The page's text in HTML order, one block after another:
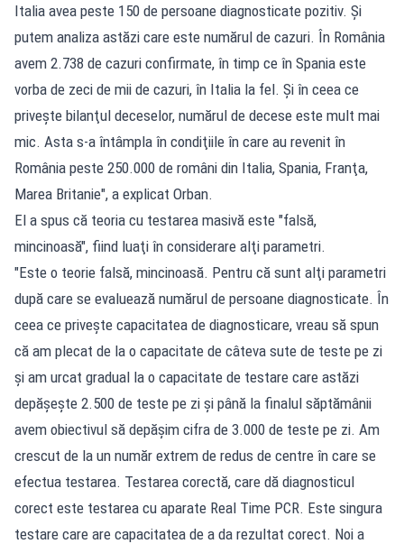
Italia avea peste 150 de persoane diagnosticate pozitiv. Şi
putem analiza astăzi care este numărul de cazuri. În România
avem 2.738 de cazuri confirmate, în timp ce în Spania este
vorba de zeci de mii de cazuri, în Italia la fel. Şi în ceea ce
priveşte bilanţul deceselor, numărul de decese este mult mai
mic. Asta s-a întâmpla în condiţiile în care au revenit în
România peste 250.000 de români din Italia, Spania, Franţa,
Marea Britanie", a explicat Orban.
El a spus că teoria cu testarea masivă este "falsă,
mincinoasă", fiind luaţi în considerare alţi parametri.
"Este o teorie falsă, mincinoasă. Pentru că sunt alţi parametri
după care se evaluează numărul de persoane diagnosticate. În
ceea ce priveşte capacitatea de diagnosticare, vreau să spun
că am plecat de la o capacitate de câteva sute de teste pe zi
şi am urcat gradual la o capacitate de testare care astăzi
depăşeşte 2.500 de teste pe zi şi până la finalul săptămânii
avem obiectivul să depăşim cifra de 3.000 de teste pe zi. Am
crescut de la un număr extrem de redus de centre în care se
efectua testarea. Testarea corectă, care dă diagnosticul
corect este testarea cu aparate Real Time PCR. Este singura
testare care are capacitatea de a da rezultat corect. Noi a